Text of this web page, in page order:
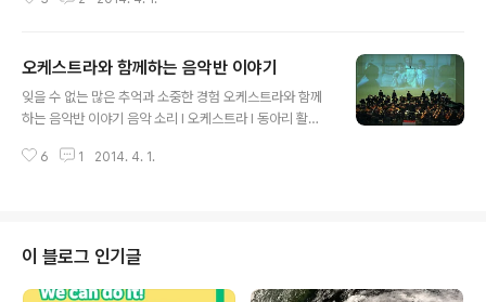
기예보와 함께 를 꼭 확인합니다. 왜냐하면, 일주일에 3번
사실, 실외에서 활동하는 것조차 반갑지 않았습니다. 앞으
로 이런 황사나 초미세먼지가 지속된다면, 우리가 좋아하
는 축구나 농구를 실내 체육으로 대신하는 변화가 올 것 같
으로 조용히 쌓여서 온갖 질병을 유발한다는 보도에 저는
오케스트라와 함께하는 음악반 이야기
잊을 수 없는 많은 추억과 소중한 경험 오케스트라와 함께
하는 음악반 이야기 음악 소리 I 오케스트라 I 동아리 활동 I
맞는 학생들 아침마다 음악 소리를 들으며 하루를 시작하
학교 오케스트라입니다. 2007년부터 시작된 오케스트라
는 그동안 많은 학생을 가르치고 성장시켜 주었습니다. 자,
이제 효자중학교 오케스트라에 대해 알아볼까요? (사진 출
6 1 2014. 4. 1.
이 블로그 인기글